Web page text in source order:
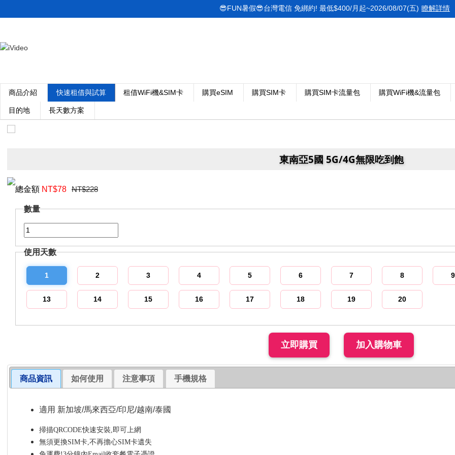
商品介紹 快速租借與試算 租借WiFi機&SIM卡 購買eSIM 購買SIM卡 購買SIM卡流量包 購買WiFi機&流量包
目的地 長天數方案
😎FUN暑假😎台灣電信 免綁約! 最低$400/月起~2026/08/07(五) 瞭解詳情
東南亞5國 5G/4G無限吃到飽
總金額 NT$78 NT$228
數量
使用天數
1 2 3 4 5 6 7 8 9
13 14 15 16 17 18 19 20
商品資訊 如何使用 注意事項 手機規格
適用 新加坡/馬來西亞/印尼/越南/泰國
掃描QRCODE快速安裝,即可上網
無須更換SIM卡,不再擔心SIM卡遺失